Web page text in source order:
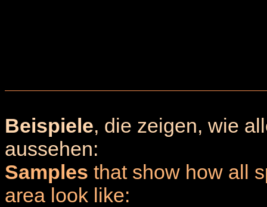
Beispiele, die zeigen, wie
aussehen:
Samples that show how all
area look like: